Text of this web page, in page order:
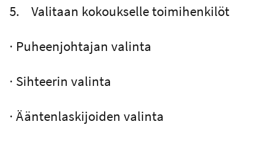
5. Valitaan kokoukselle toimihenkilöt
· Puheenjohtajan valinta
· Sihteerin valinta
· Ääntenlaskijoiden valinta